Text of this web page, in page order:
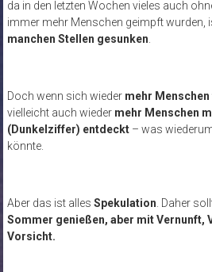
da in den letzten Wochen vieles auch
immer mehr Menschen geimpft wurden,
manchen Stellen gesunken
Doch wenn sich wieder mehr
vielleicht auch wieder mehr Menschen
(Dunkelziffer) entdeckt– was
könnte.
Aber das ist alles Spekulation . Daher
Sommer genießen, aber mit Vernunft,
Vorsicht.